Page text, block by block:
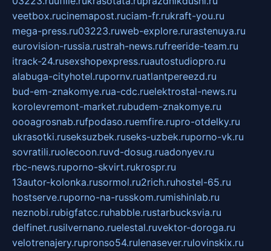
veetbox.rucinemapost.ruciam-fr.rukraft-you.ru
mega-press.ru03223.ruweb-explore.rurastenuya.ru
eurovision-russia.rustrah-news.rufreeride-team.ru
itrack-24.rusexshopexpress.ruautostudiopro.ru
alabuga-cityhotel.rupornv.ruatlantpereezd.ru
bud-em-znakomye.rua-cdc.ruelektrostal-news.ru
korolevremont-market.rubudem-znakomye.ru
oooagrosnab.rufpodaso.ruemfire.rupro-otdelky.ru
ukrasotki.ruseksuzbek.ruseks-uzbek.ruporno-vk.ru
sovratili.ruolecoon.ruvd-dosug.ruadonyev.ru
rbc-news.ruporno-skvirt.rukrospr.ru
13autor-kolonka.rusormol.ru2rich.ruhostel-65.ru
hostserve.ruporno-na-russkom.rumishinlab.ru
neznobi.rubigfatcc.ruhabble.rustarbucksvia.ru
delfinet.rusilvernano.ruelestal.ruvektor-doroga.ru
velotrenajery.rupronso54.rulenasever.rulovinskix.ru